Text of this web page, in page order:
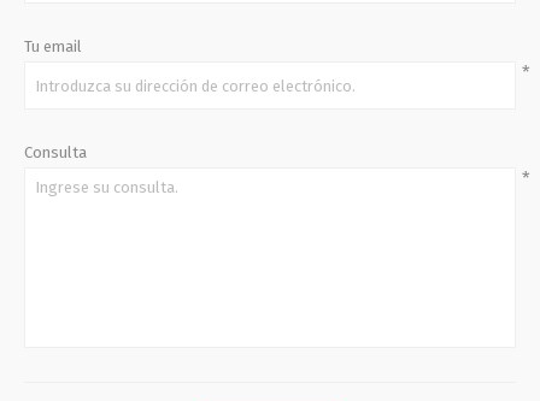
Tu email
*
Consulta
*